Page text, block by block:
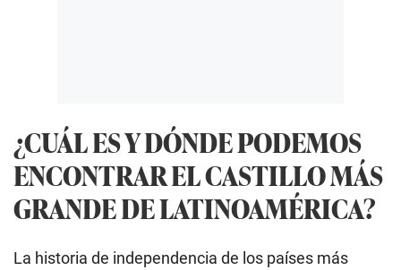
¿CUÁL ES Y DÓNDE PODEMOS
ENCONTRAR EL CASTILLO MÁS
GRANDE DE LATINOAMÉRICA?
La historia de independencia de los países más